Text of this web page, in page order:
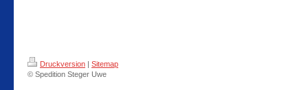
Druckversion | Sitemap
© Spedition Steger Uwe